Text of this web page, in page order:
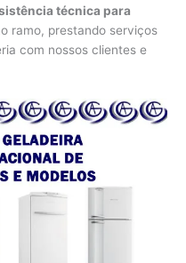
técnica para
ramo, prestando serviços
com nossos clientes e